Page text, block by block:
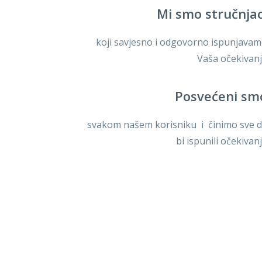
Mi smo
koji savjesno i odgovorno
Vaša
Posvećeni
svakom našem korisniku i činimo sve
bi ispunili